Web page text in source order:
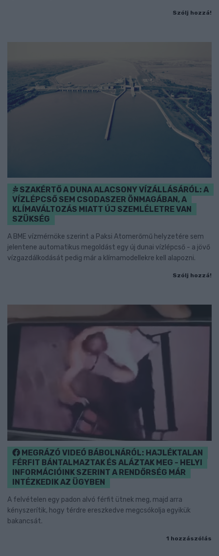
Szólj hozzá!
SZAKÉRTŐ A DUNA ALACSONY VÍZÁLLÁSÁRÓL: A
VÍZLÉPCSŐ SEM CSODASZER ÖNMAGÁBAN, A
KLÍMAVÁLTOZÁS MIATT ÚJ SZEMLÉLETRE VAN
SZÜKSÉG
A BME vízmérnöke szerint a Paksi Atomerőmű helyzetére sem
jelentene automatikus megoldást egy új dunai vízlépcső - a jövő
vízgazdálkodását pedig már a klímamodellekre kell alapozni.
Szólj hozzá!
MEGRÁZÓ VIDEÓ BÁBOLNÁRÓL: HAJLÉKTALAN
FÉRFIT BÁNTALMAZTAK ÉS ALÁZTAK MEG - HELYI
INFORMÁCIÓINK SZERINT A RENDŐRSÉG MÁR
INTÉZKEDIK AZ ÜGYBEN
A felvételen egy padon alvó férfit ütnek meg, majd arra
kényszerítik, hogy térdre ereszkedve megcsókolja egyikük
bakancsát.
1 hozzászólás